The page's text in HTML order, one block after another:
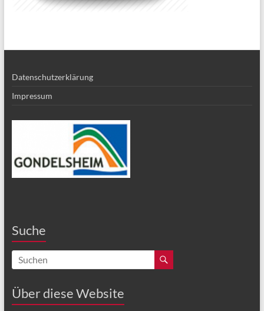
Datenschutzerklärung
Impressum
Suche
Über diese Website